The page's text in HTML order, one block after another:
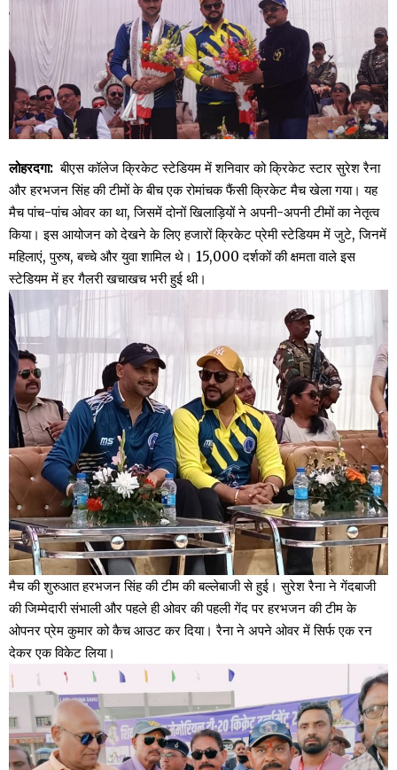
लोहरदगा: बीएस कॉलेज क्रिकेट स्टेडियम में शनिवार को क्रिकेट स्टार सुरेश रैना
और हरभजन सिंह की टीमों के बीच एक रोमांचक फैंसी क्रिकेट मैच खेला गया। यह
मैच पांच-पांच ओवर का था, जिसमें दोनों खिलाड़ियों ने अपनी-अपनी टीमों का नेतृत्व
किया। इस आयोजन को देखने के लिए हजारों क्रिकेट प्रेमी स्टेडियम में जुटे, जिनमें
महिलाएं, पुरुष, बच्चे और युवा शामिल थे। 15,000 दर्शकों की क्षमता वाले इस
स्टेडियम में हर गैलरी खचाखच भरी हुई थी।
मैच की शुरुआत हरभजन सिंह की टीम की बल्लेबाजी से हुई। सुरेश रैना ने गेंदबाजी
की जिम्मेदारी संभाली और पहले ही ओवर की पहली गेंद पर हरभजन की टीम के
ओपनर प्रेम कुमार को कैच आउट कर दिया। रैना ने अपने ओवर में सिर्फ एक रन
देकर एक विकेट लिया।